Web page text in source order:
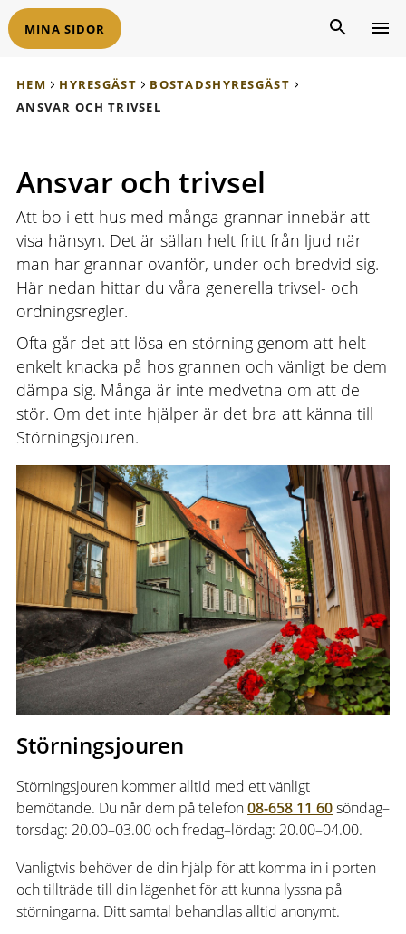
MINA SIDOR
HEM HYRESGÄST
BOSTADSHYRESGÄST
ANSVAR OCH TRIVSEL
Ansvar och trivsel
Att bo i ett hus med många grannar innebär att
visa hänsyn. Det är sällan helt fritt från ljud när
man har grannar ovanför, under och bredvid sig.
Här nedan hittar du våra generella trivsel- och
ordningsregler.
Ofta går det att lösa en störning genom att helt
enkelt knacka på hos grannen och vänligt be dem
dämpa sig. Många är inte medvetna om att de
stör. Om det inte hjälper är det bra att känna till
Störningsjouren.
Störningsjouren
Störningsjouren kommer alltid med ett vänligt
bemötande. Du når dem på telefon08-658 11 60söndag–
torsdag: 20.00–03.00 och fredag–lördag: 20.00–04.00.
Vanligtvis behöver de din hjälp för att komma in i porten
och tillträde till din lägenhet för att kunna lyssna på
störningarna. Ditt samtal behandlas alltid anonymt.